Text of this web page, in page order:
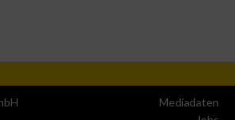
Mediadaten